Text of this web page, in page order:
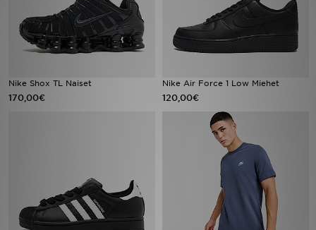
Nike Shox TL Naiset
170,00€
Nike Air Force 1 Low Miehet
120,00€